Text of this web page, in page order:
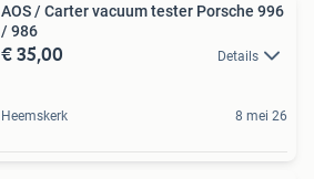
AOS / Carter vacuum tester Porsche 996
/ 986
€ 35,00 Details
Heemskerk 8 mei 26